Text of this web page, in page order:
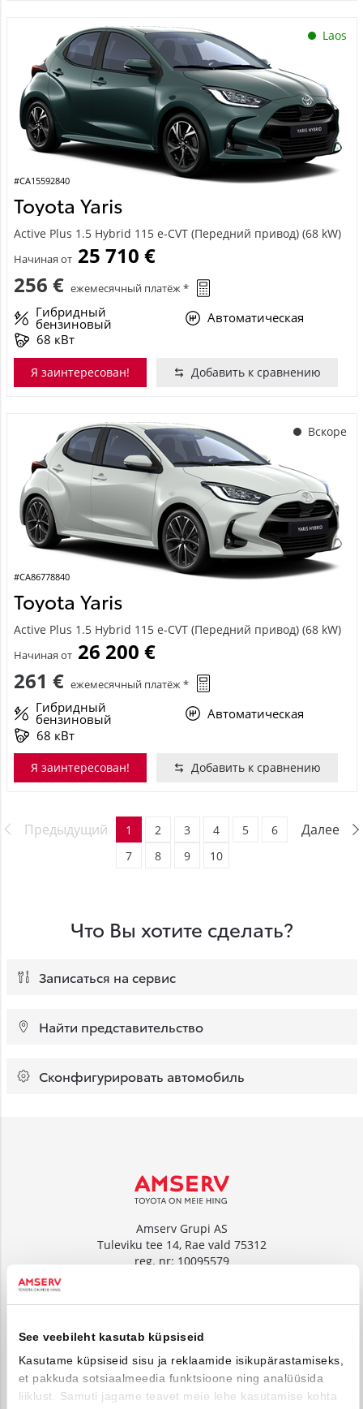
See veebileht kasutab küpsiseid
Kasutame küpsiseid sisu ja reklaamide isikupärastamiseks,
et pakkuda sotsiaalmeedia funktsioone ning analüüsida
liiklust. Samuti jagame teavet meie lehe kasutamise kohta
Laos
#CA15592840
Toyota Yaris
Active Plus 1.5 Hybrid 115 e-CVT (Передний привод) (68 kW)
Начиная от 25 710 €
256 € ежемесячный платёж *
Гибридный
бензиновый
Автоматическая
68 кВт
Я заинтересован! Добавить к сравнению
Вскоре
#CA86778840
Toyota Yaris
Active Plus 1.5 Hybrid 115 e-CVT (Передний привод) (68 kW)
Начиная от 26 200 €
261 € ежемесячный платёж *
Гибридный
бензиновый
Автоматическая
68 кВт
Я заинтересован! Добавить к сравнению
Предыдущий Далее
1 2 3 4 5
6
7
8 9 10
Что Вы хотите сделать?
Записаться на сервис
Найти представительство
Сконфигурировать автомобиль
Amserv Grupi AS
Tuleviku tee 14, Rae vald 75312
reg. nr: 10095579
Tuleviku tee 14, Rae vald 75312
reg. nr: 10000018
www.amservauto.ee